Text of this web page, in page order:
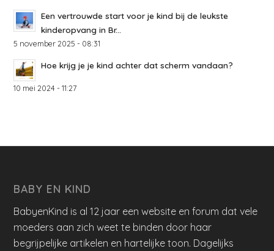
Een vertrouwde start voor je kind bij de leukste
kinderopvang in Br...
5 november 2025 - 08:31
Hoe krijg je je kind achter dat scherm vandaan?
10 mei 2024 - 11:27
BABY EN KIND
BabyenKind is al 12 jaar een website en forum dat vele
moeders aan zich weet te binden door haar
begrijpelijke artikelen en hartelijke toon. Dagelijks